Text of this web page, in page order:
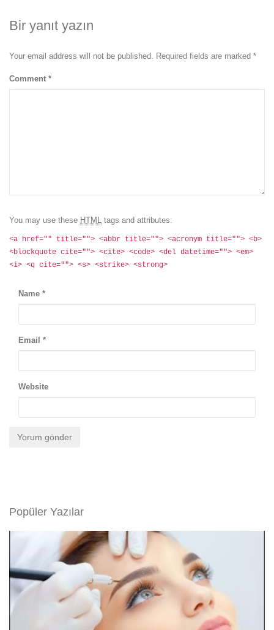
Bir yanıt yazın
Your email address will not be published. Required fields are marked *
Comment *
You may use these HTML tags and attributes:
<a href="" title=""> <abbr title=""> <acronym title=""> <b>
<blockquote cite=""> <cite> <code> <del datetime=""> <em>
<i> <q cite=""> <s> <strike> <strong>
Name *
Email *
Website
Popüler Yazılar